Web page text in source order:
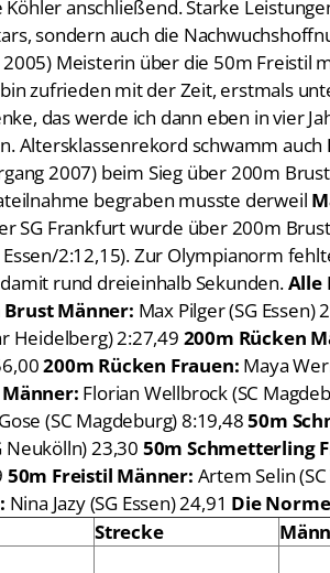
Köhler anschließend. Starke
sondern auch die
2005) Meisterin über die 50m Freistil
zufrieden mit der Zeit, erstmals
das werde ich dann eben in vier
Altersklassenrekord schwamm auch
2007) beim Sieg über 200m
begraben musste derweil
SG Frankfurt wurde über 200m
Essen/2:12,15). Zur Olympianorm
rund dreieinhalb Sekunden.Alle
Brust Männer: Max Pilger (SG Essen)
Heidelberg) 2:27,49 200m Rücken
200m Rücken Frauen: Maya
Florian Wellbrock (SC
(SC Magdeburg) 8:19,4850m
23,30 50m Schmetterling
50m Freistil Männer: Artem Selin
Nina Jazy (SG Essen) 24,91 Die
Strecke